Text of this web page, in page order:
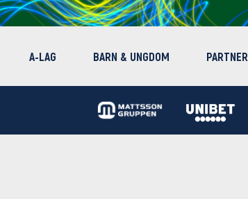
A-LAG BARN & UNGDOM PARTNER